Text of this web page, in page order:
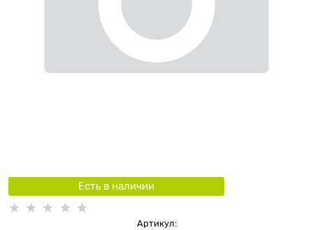
Есть в наличии
Артикул: